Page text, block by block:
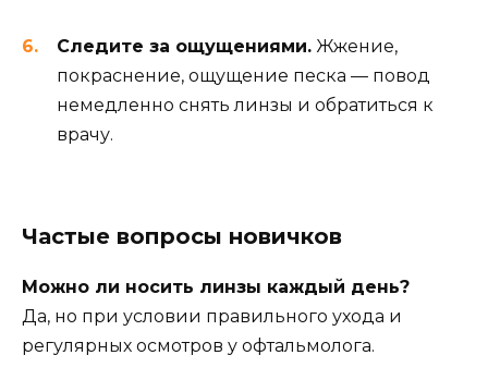
Следите за ощущениями. Жжение,
покраснение, ощущение песка — повод
немедленно снять линзы и обратиться к
врачу.
Частые вопросы новичков
Можно ли носить линзы каждый день?
Да, но при условии правильного ухода и
регулярных осмотров у офтальмолога.